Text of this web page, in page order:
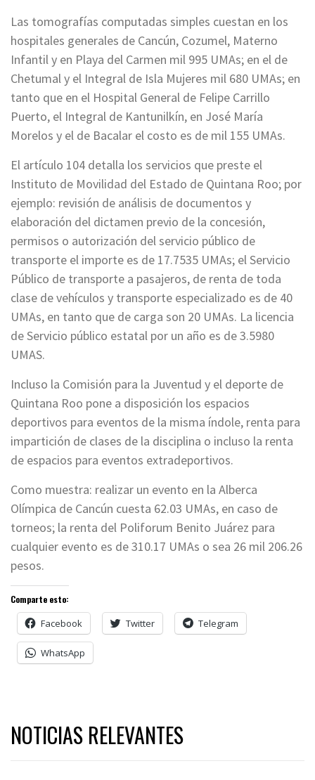
Las tomografías computadas simples cuestan en los
hospitales generales de Cancún, Cozumel, Materno
Infantil y en Playa del Carmen mil 995 UMAs; en el de
Chetumal y el Integral de Isla Mujeres mil 680 UMAs; en
tanto que en el Hospital General de Felipe Carrillo
Puerto, el Integral de Kantunilkín, en José María
Morelos y el de Bacalar el costo es de mil 155 UMAs.
El artículo 104 detalla los servicios que preste el
Instituto de Movilidad del Estado de Quintana Roo; por
ejemplo: revisión de análisis de documentos y
elaboración del dictamen previo de la concesión,
permisos o autorización del servicio público de
transporte el importe es de 17.7535 UMAs; el Servicio
Público de transporte a pasajeros, de renta de toda
clase de vehículos y transporte especializado es de 40
UMAs, en tanto que de carga son 20 UMAs. La licencia
de Servicio público estatal por un año es de 3.5980
UMAS.
Incluso la Comisión para la Juventud y el deporte de
Quintana Roo pone a disposición los espacios
deportivos para eventos de la misma índole, renta para
impartición de clases de la disciplina o incluso la renta
de espacios para eventos extradeportivos.
Como muestra: realizar un evento en la Alberca
Olímpica de Cancún cuesta 62.03 UMAs, en caso de
torneos; la renta del Poliforum Benito Juárez para
cualquier evento es de 310.17 UMAs o sea 26 mil 206.26
pesos.
Comparte esto:
Facebook Twitter Telegram
WhatsApp
NOTICIAS RELEVANTES